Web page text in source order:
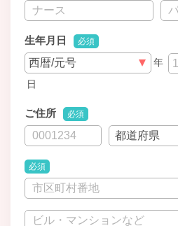
生年月日 必須
年
日
ご住所 必須
必須